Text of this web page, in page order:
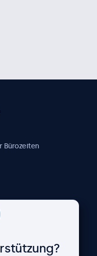
Bürozeiten